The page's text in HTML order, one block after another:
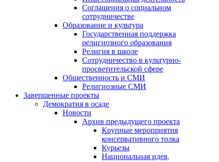
Соглашения о социальном
сотрудничестве
Образование и культура
Государственная поддержка
религиозного образования
Религия в школе
Сотрудничество в культурно-
просветительской сфере
Общественность и СМИ
Религиозные СМИ
Завершенные проекты
Демократия в осаде
Новости
Архив предыдущего проекта
Крупные мероприятия
консервативного толка
Курьезы
Национальная идея,